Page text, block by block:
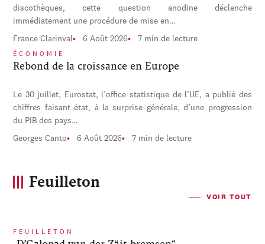
discothèques, cette question anodine déclenche
immédiatement une procédure de mise en…
France Clarinval 6 Août 2026 7 min de lecture
ÉCONOMIE
Rebond de la croissance en Europe
Le 30 juillet, Eurostat, l’office statistique de l’UE, a publié des
chiffres faisant état, à la surprise générale, d’une progression
du PIB des pays…
Georges Canto 6 Août 2026 7 min de lecture
Feuilleton
VOIR TOUT
FEUILLETON